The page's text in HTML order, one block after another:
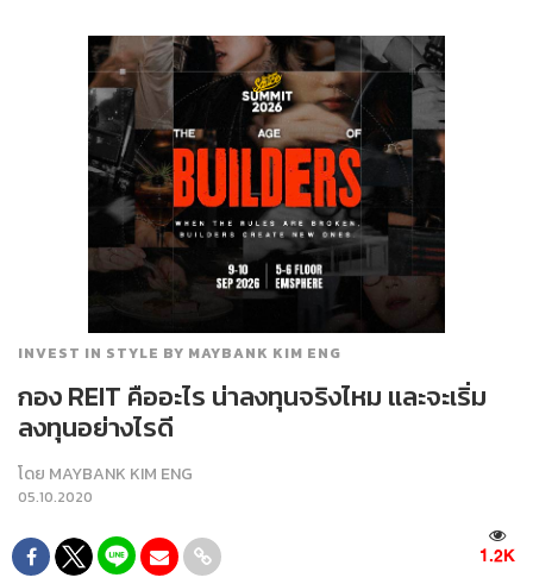
INVEST IN STYLE BY MAYBANK KIM ENG
กอง REIT คืออะไร น่าลงทุนจริงไหม และจะเริ่ม
ลงทุนอย่างไรดี
โดย MAYBANK KIM ENG
05.10.2020
1.2K